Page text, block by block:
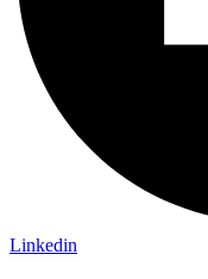
Linkedin